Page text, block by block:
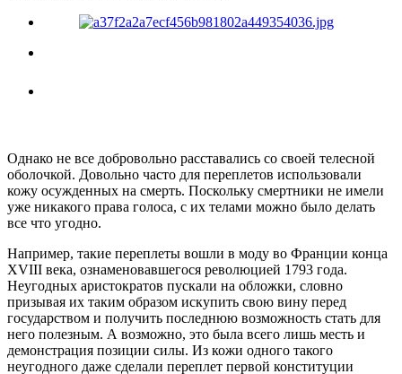
Однако не все добровольно расставались со своей телесной
оболочкой. Довольно часто для переплетов использовали
кожу осужденных на смерть. Поскольку смертники не имели
уже никакого права голоса, с их телами можно было делать
все что угодно.
Например, такие переплеты вошли в моду во Франции конца
XVIII века, ознаменовавшегося революцией 1793 года.
Неугодных аристократов пускали на обложки, словно
призывая их таким образом искупить свою вину перед
государством и получить последнюю возможность стать для
него полезным. А возможно, это была всего лишь месть и
демонстрация позиции силы. Из кожи одного такого
неугодного даже сделали переплет первой конституции